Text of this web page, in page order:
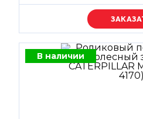
В наличии